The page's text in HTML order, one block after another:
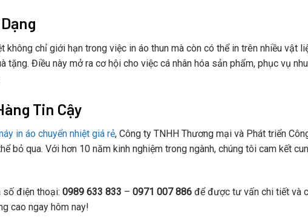
không chỉ giới hạn trong việc in áo thun mà còn có thể in trên nhiều vật
tặng. Điều này mở ra cơ hội cho việc cá nhân hóa sản phẩm, phục vụ
Tin Cậy
in áo chuyển nhiệt giá rẻ, Công ty TNHH Thương mại và Phát triển
bỏ qua. Với hơn 10 năm kinh nghiệm trong ngành, chúng tôi cam kết
số điện thoại: 0989 633 833 – 0971 007 886 để được tư vấn chi tiết và
cao ngay hôm nay!